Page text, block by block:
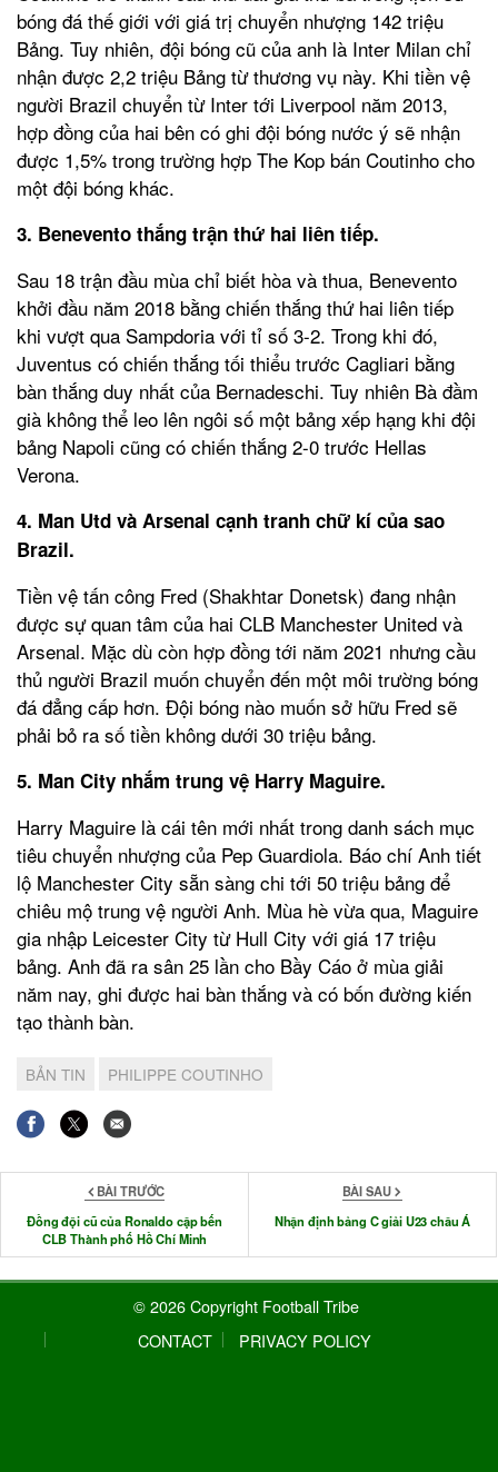
bóng đá thế giới với giá trị chuyển nhượng 142 triệu
Bảng. Tuy nhiên, đội bóng cũ của anh là Inter Milan chỉ
nhận được 2,2 triệu Bảng từ thương vụ này. Khi tiền vệ
người Brazil chuyển từ Inter tới Liverpool năm 2013,
hợp đồng của hai bên có ghi đội bóng nước ý sẽ nhận
được 1,5% trong trường hợp The Kop bán Coutinho cho
một đội bóng khác.
3. Benevento thắng trận thứ hai liên tiếp.
Sau 18 trận đầu mùa chỉ biết hòa và thua, Benevento
khởi đầu năm 2018 bằng chiến thắng thứ hai liên tiếp
khi vượt qua Sampdoria với tỉ số 3-2. Trong khi đó,
Juventus có chiến thắng tối thiểu trước Cagliari bằng
bàn thắng duy nhất của Bernadeschi. Tuy nhiên Bà đầm
già không thể leo lên ngôi số một bảng xếp hạng khi đội
bảng Napoli cũng có chiến thắng 2-0 trước Hellas
Verona.
4. Man Utd và Arsenal cạnh tranh chữ kí của sao
Brazil.
Tiền vệ tấn công Fred (Shakhtar Donetsk) đang nhận
được sự quan tâm của hai CLB Manchester United và
Arsenal. Mặc dù còn hợp đồng tới năm 2021 nhưng cầu
thủ người Brazil muốn chuyển đến một môi trường bóng
đá đẳng cấp hơn. Đội bóng nào muốn sở hữu Fred sẽ
phải bỏ ra số tiền không dưới 30 triệu bảng.
5. Man City nhắm trung vệ Harry Maguire.
Harry Maguire là cái tên mới nhất trong danh sách mục
tiêu chuyển nhượng của Pep Guardiola. Báo chí Anh tiết
lộ Manchester City sẵn sàng chi tới 50 triệu bảng để
chiêu mộ trung vệ người Anh. Mùa hè vừa qua, Maguire
gia nhập Leicester City từ Hull City với giá 17 triệu
bảng. Anh đã ra sân 25 lần cho Bầy Cáo ở mùa giải
năm nay, ghi được hai bàn thắng và có bốn đường kiến
tạo thành bàn.
BẢN TIN PHILIPPE COUTINHO
BÀI TRƯỚC
Đồng đội cũ của Ronaldo cập bến
CLB Thành phố Hồ Chí Minh
BÀI SAU
Nhận định bảng C giải U23 châu Á
© 2026 Copyright Football Tribe
CONTACT
PRIVACY POLICY